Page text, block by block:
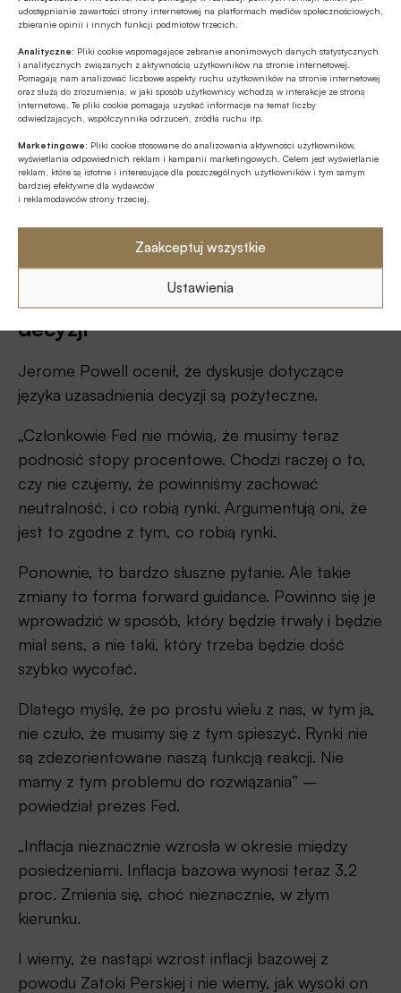
udostępnianie zawartości strony internetowej na platformach mediów społecznościowych,
zbieranie opinii i innych funkcji podmiotów trzecich.
Analityczne: Pliki cookie wspomagające zebranie anonimowych danych statystycznych
i analitycznych związanych z aktywnością użytkowników na stronie internetowej.
Pomagają nam analizować liczbowe aspekty ruchu użytkowników na stronie internetowej
oraz służą do zrozumienia, w jaki sposób użytkownicy wchodzą w interakcje ze stroną
internetową. Te pliki cookie pomagają uzyskać informacje na temat liczby
odwiedzających, współczynnika odrzuceń, źródła ruchu itp.
Marketingowe: Pliki cookie stosowane do analizowania aktywności użytkowników,
wyświetlania odpowiednich reklam i kampanii marketingowych. Celem jest wyświetlanie
reklam, które są istotne i interesujące dla poszczególnych użytkowników i tym samym
bardziej efektywne dla wydawców
i reklamodawców strony trzeciej.
Zaakceptuj wszystkie
Ustawienia
osiągniemy dwuprocentową inflację. Jeśli
spojrzymy na długoterminowe oczekiwania, rynki
uważają, że nasza wiarygodność w żaden sposób
nie osłabła. Ludzie to rozumieją.
Osiągniemy nasze zobowiązania i jest to
uwzględnione w wycenach. Jeśli się z tym nie
zgadzasz, możesz obstawiać przeciwko rynkom.
Warto dyskutować o
uzasadnieniach podejmowanych
decyzji
Jerome Powell ocenił, że dyskusje dotyczące
języka uzasadnienia decyzji są pożyteczne.
„Członkowie Fed nie mówią, że musimy teraz
podnosić stopy procentowe. Chodzi raczej o to,
czy nie czujemy, że powinniśmy zachować
neutralność, i co robią rynki. Argumentują oni, że
jest to zgodne z tym, co robią rynki.
Ponownie, to bardzo słuszne pytanie. Ale takie
zmiany to forma forward guidance. Powinno się je
wprowadzić w sposób, który będzie trwały i będzie
miał sens, a nie taki, który trzeba będzie dość
szybko wycofać.
Dlatego myślę, że po prostu wielu z nas, w tym ja,
nie czuło, że musimy się z tym spieszyć. Rynki nie
są zdezorientowane naszą funkcją reakcji. Nie
mamy z tym problemu do rozwiązania” –
powiedział prezes Fed.
„Inflacja nieznacznie wzrosła w okresie między
posiedzeniami. Inflacja bazowa wynosi teraz 3,2
proc. Zmienia się, choć nieznacznie, w złym
kierunku.
I wiemy, że nastąpi wzrost inflacji bazowej z
powodu Zatoki Perskiej i nie wiemy, jak wysoki on